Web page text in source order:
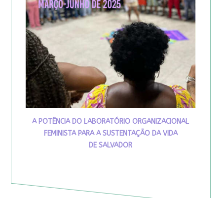
A POTÊNCIA DO LABORATÓRIO ORGANIZACIONAL
FEMINISTA PARA A SUSTENTAÇÃO DA VIDA
DE SALVADOR